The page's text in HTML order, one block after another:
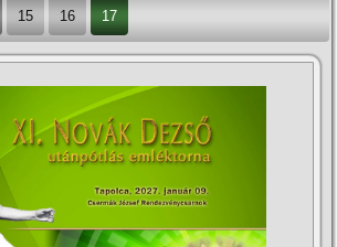
15 16 17